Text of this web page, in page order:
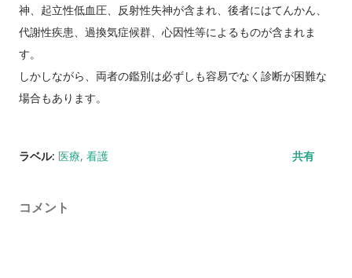
神、起立性低血圧、反射性失神が含まれ、後者にはてんかん、
代謝性疾患、過換気症候群、心因性等によるものが含まれま
す。
しかしながら、両者の鑑別は必ずしも容易でなく診断が困難な
場合もあります。
ラベル: 医療 看護 共有
コメント